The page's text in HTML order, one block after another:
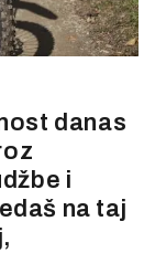
danas
i
na taj